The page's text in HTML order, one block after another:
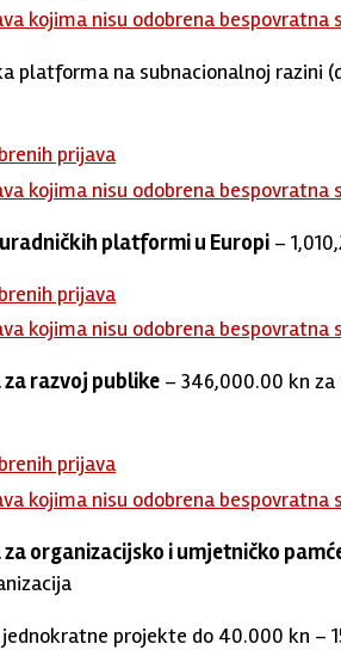
kojima nisu odobrena bespovratna
platforma na subnacionalnoj razini
prijava
kojima nisu odobrena bespovratna
platformi u Europi –
prijava
kojima nisu odobrena bespovratna
za razvoj publike – 346,000.00 kn
prijava
kojima nisu odobrena bespovratna
za organizacijsko i umjetničko
projekte do 40.000 kn –